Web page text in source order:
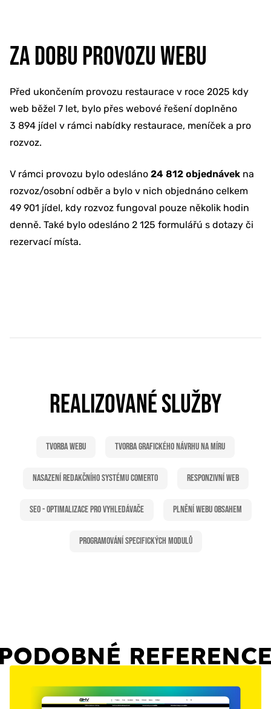
ZA DOBU PROVOZU WEBU
Před ukončením provozu restaurace v roce 2025 kdy
web běžel 7 let, bylo přes webové řešení doplněno
3 894 jídel v rámci nabídky restaurace, meníček a pro
rozvoz.
V rámci provozu bylo odesláno 24 812 objednávek na
rozvoz/osobní odběr a bylo v nich objednáno celkem
49 901 jídel, kdy rozvoz fungoval pouze několik hodin
denně. Také bylo odesláno 2 125 formulářú s dotazy či
rezervací místa.
REALIZOVANÉ SLUŽBY
Tvorba webu Tvorba grafického návrhu na míru
Nasazení redakčního systému Comerto Responzivní web
SEO - Optimalizace pro vyhledávače Plnění webu obsahem
Programování specifických modulů